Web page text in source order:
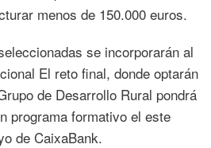
menos de 150.000 euros.
se incorporarán al
El reto final, donde optarán
de Desarrollo Rural pondrá
programa formativo el este
de CaixaBank.